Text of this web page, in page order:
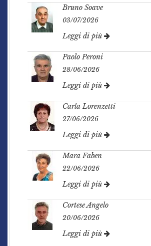
Bruno Soave
03/07/2026
Leggi di più
Paolo Peroni
28/06/2026
Leggi di più
Carla Lorenzetti
27/06/2026
Leggi di più
Mara Faben
22/06/2026
Leggi di più
Cortese Angelo
20/06/2026
Leggi di più